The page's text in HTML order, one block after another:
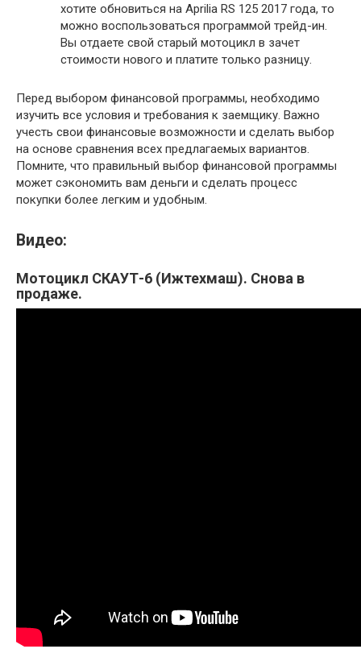
хотите обновиться на Aprilia RS 125 2017 года, то
можно воспользоваться программой трейд-ин.
Вы отдаете свой старый мотоцикл в зачет
стоимости нового и платите только разницу.
Перед выбором финансовой программы, необходимо
изучить все условия и требования к заемщику. Важно
учесть свои финансовые возможности и сделать выбор
на основе сравнения всех предлагаемых вариантов.
Помните, что правильный выбор финансовой программы
может сэкономить вам деньги и сделать процесс
покупки более легким и удобным.
Видео:
Мотоцикл СКАУТ-6 (Ижтехмаш). Снова в
продаже.